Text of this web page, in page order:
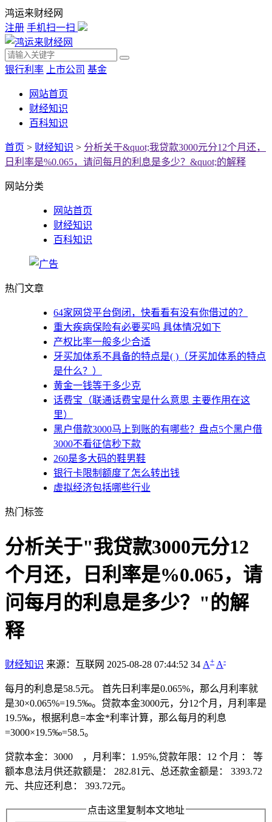
鸿运来财经网
注册 手机扫一扫
银行利率 上市公司 基金
网站首页
财经知识
百科知识
首页 > 财经知识 > 分析关于&quot;我贷款3000元分12个月还，
日利率是%0.065，请问每月的利息是多少？&quot;的解释
网站分类
网站首页
财经知识
百科知识
热门文章
64家网贷平台倒闭，快看看有没有你借过的？
重大疾病保险有必要买吗 具体情况如下
产权比率一般多少合适
牙买加体系不具备的特点是( )（牙买加体系的特点
是什么？）
黄金一钱等于多少克
话费宝（联通话费宝是什么意思 主要作用在这
里）
黑户借款3000马上到账的有哪些？盘点5个黑户借
3000不看征信秒下款
260是多大码的鞋男鞋
银行卡限制额度了怎么转出钱
虚拟经济包括哪些行业
热门标签
分析关于"我贷款3000元分12
个月还，日利率是%0.065，请
问每月的利息是多少？"的解
释
财经知识 来源：互联网 2025-08-28 07:44:52 34 A+ A-
每月的利息是58.5元。 首先日利率是0.065%，那么月利率就
是30×0.065%=19.5‰。贷款本金3000元，分12个月，月利率是
19.5‰，根据利息=本金*利率计算，那么每月的利息
=3000×19.5‰=58.5。
贷款本金：3000 ，月利率：1.95%,贷款年限：12 个月 ： 等
额本息法月供还款额是： 282.81元、总还款金额是： 3393.72
元、共应还利息： 393.72元。
点击这里复制本文地址